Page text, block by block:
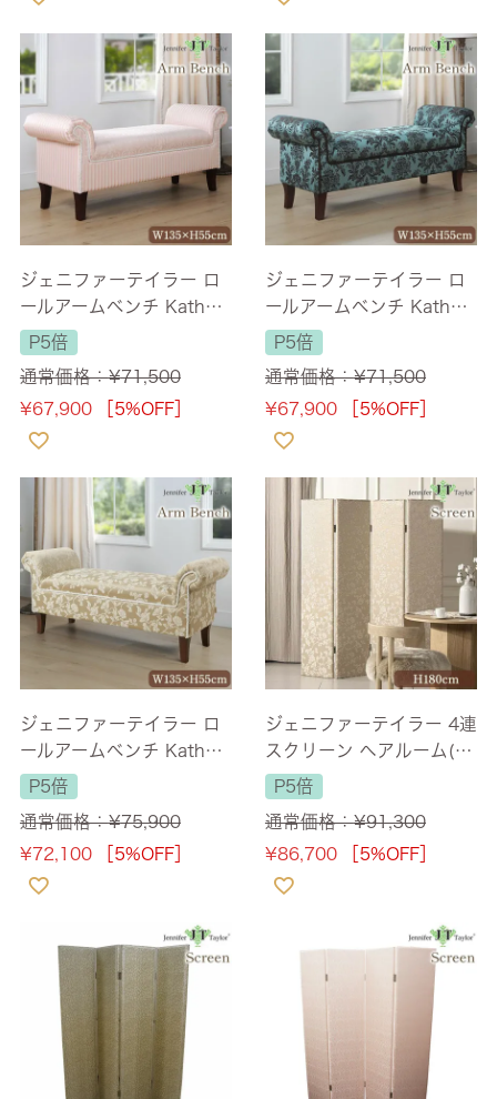
ジェニファーテイラー ロ
ールアームベンチ Kathy
Haruno-PK 幅135cm 2人
掛け 【送料無料】
P5倍
通常価格：¥71,500
¥67,900 ［5%OFF］
ジェニファーテイラー ロ
ールアームベンチ Kathy
Carlisle 幅135cm 2人掛
け 【送料無料】
P5倍
通常価格：¥71,500
¥67,900 ［5%OFF］
ジェニファーテイラー ロ
ールアームベンチ Kathy
Heirloom 幅135cm 2人掛
け 【送料無料】
P5倍
通常価格：¥75,900
¥72,100 ［5%OFF］
ジェニファーテイラー 4連
スクリーン ヘアルーム(H
eirloom) 高さ180cm 【送
料無料】
P5倍
通常価格：¥91,300
¥86,700 ［5%OFF］